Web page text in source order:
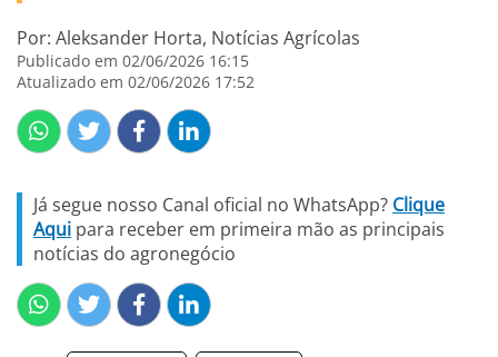
Por: Aleksander Horta, Notícias Agrícolas
Publicado em 02/06/2026 16:15
Atualizado em 02/06/2026 17:52
Já segue nosso Canal oficial no WhatsApp? Clique
Aqui para receber em primeira mão as principais
notícias do agronegócio